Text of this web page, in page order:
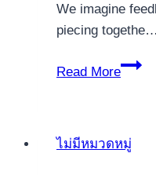
We imagine
piecing togethe…
Read More
Style
game
ไม่มีหมวดหมู่